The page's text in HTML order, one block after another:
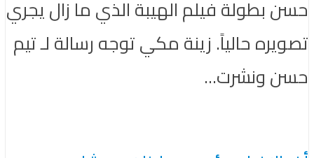
حسن بطولة فيلم الهيبة الذي ما زال يجري
تصويره حالياً. زينة مكي توجه رسالة لـ تيم
حسن ونشرت...